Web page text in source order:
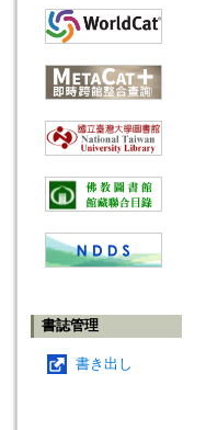
書誌管理
書き出し